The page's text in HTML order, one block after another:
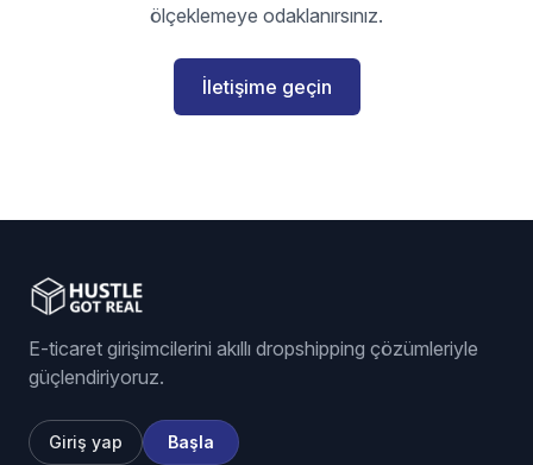
ölçeklemeye odaklanırsınız.
İletişime geçin
E-ticaret girişimcilerini akıllı dropshipping çözümleriyle
güçlendiriyoruz.
Giriş yap Başla